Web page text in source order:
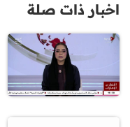
اخبار ذات صلة